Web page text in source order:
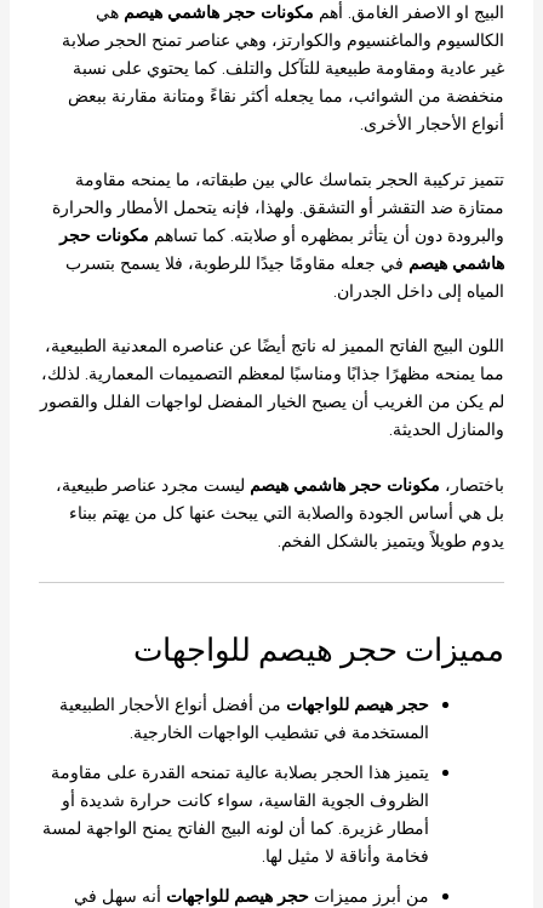
البيج او الاصفر الغامق. أهم مكونات حجر هاشمي هيصم هي
الكالسيوم والماغنسيوم والكوارتز، وهي عناصر تمنح الحجر صلابة
غير عادية ومقاومة طبيعية للتآكل والتلف. كما يحتوي على نسبة
منخفضة من الشوائب، مما يجعله أكثر نقاءً ومتانة مقارنة ببعض
أنواع الأحجار الأخرى.
تتميز تركيبة الحجر بتماسك عالي بين طبقاته، ما يمنحه مقاومة
ممتازة ضد التقشر أو التشقق. ولهذا، فإنه يتحمل الأمطار والحرارة
والبرودة دون أن يتأثر بمظهره أو صلابته. كما تساهم مكونات حجر
هاشمي هيصم في جعله مقاومًا جيدًا للرطوبة، فلا يسمح بتسرب
المياه إلى داخل الجدران.
اللون البيج الفاتح المميز له ناتج أيضًا عن عناصره المعدنية الطبيعية،
مما يمنحه مظهرًا جذابًا ومناسبًا لمعظم التصميمات المعمارية. لذلك،
لم يكن من الغريب أن يصبح الخيار المفضل لواجهات الفلل والقصور
والمنازل الحديثة.
باختصار، مكونات حجر هاشمي هيصم ليست مجرد عناصر طبيعية،
بل هي أساس الجودة والصلابة التي يبحث عنها كل من يهتم ببناء
يدوم طويلاً ويتميز بالشكل الفخم.
مميزات حجر هيصم للواجهات
حجر هيصم للواجهات من أفضل أنواع الأحجار الطبيعية
المستخدمة في تشطيب الواجهات الخارجية.
يتميز هذا الحجر بصلابة عالية تمنحه القدرة على مقاومة
الظروف الجوية القاسية، سواء كانت حرارة شديدة أو
أمطار غزيرة. كما أن لونه البيج الفاتح يمنح الواجهة لمسة
فخامة وأناقة لا مثيل لها.
من أبرز مميزات حجر هيصم للواجهات أنه سهل في